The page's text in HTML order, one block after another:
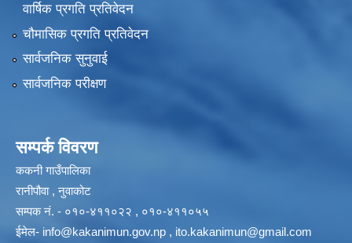
वार्षिक प्रगति प्रतिवेदन
चौमासिक प्रगति प्रतिवेदन
सार्वजनिक सुनुवाई
सार्वजनिक परीक्षण
सम्पर्क विवरण
ककनी गाउँपालिका
रानीपौवा , नुवाकोट
सम्पक नं. - ०१०-४११०२२ , ०१०-४११०५५
ईमेल- info@kakanimun.gov.np , ito.kakanimun@gmail.com